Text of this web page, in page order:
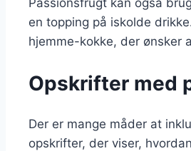
Passionsfrugt kan også
en topping på iskolde
hjemme-kokke, der ønsker
Opskrifter med
Der er mange måder at
opskrifter, der viser,